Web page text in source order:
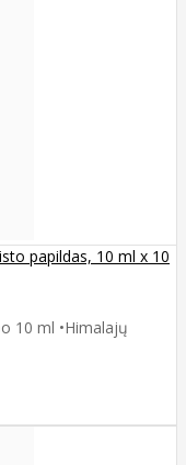
papildas, 10 ml x 10
10 ml •Himalajų